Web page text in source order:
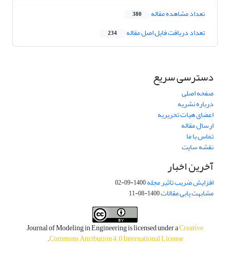
تعداد مشاهده مقاله 380
تعداد دریافت فایل اصل مقاله 234
دسترسی سریع
صفحه اصلی
درباره نشریه
اعضای هیات تحریریه
ارسال مقاله
تماس با ما
نقشه سایت
آخرین اخبار
افزایش ضریب تاثیر مجله1400-09-02
مشابهت یابی مقالات1400-08-11
Journal of Modeling in Engineering is licensed under aCreative
Commons Attribution 4.0 International License
.